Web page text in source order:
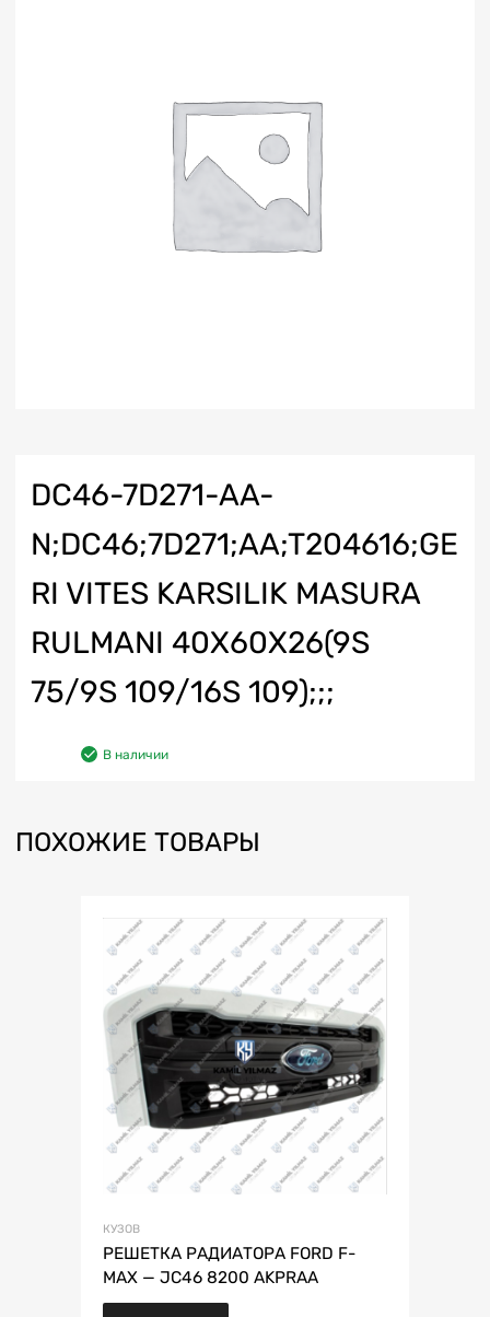
DC46-7D271-AA-
N;DC46;7D271;AA;T204616;GE
RI VITES KARSILIK MASURA
RULMANI 40X60X26(9S
75/9S 109/16S 109);;;
В наличии
ПОХОЖИЕ ТОВАРЫ
КУЗОВ
РЕШЕТКА РАДИАТОРА FORD F-
MAX — JC46 8200 AKPRAA